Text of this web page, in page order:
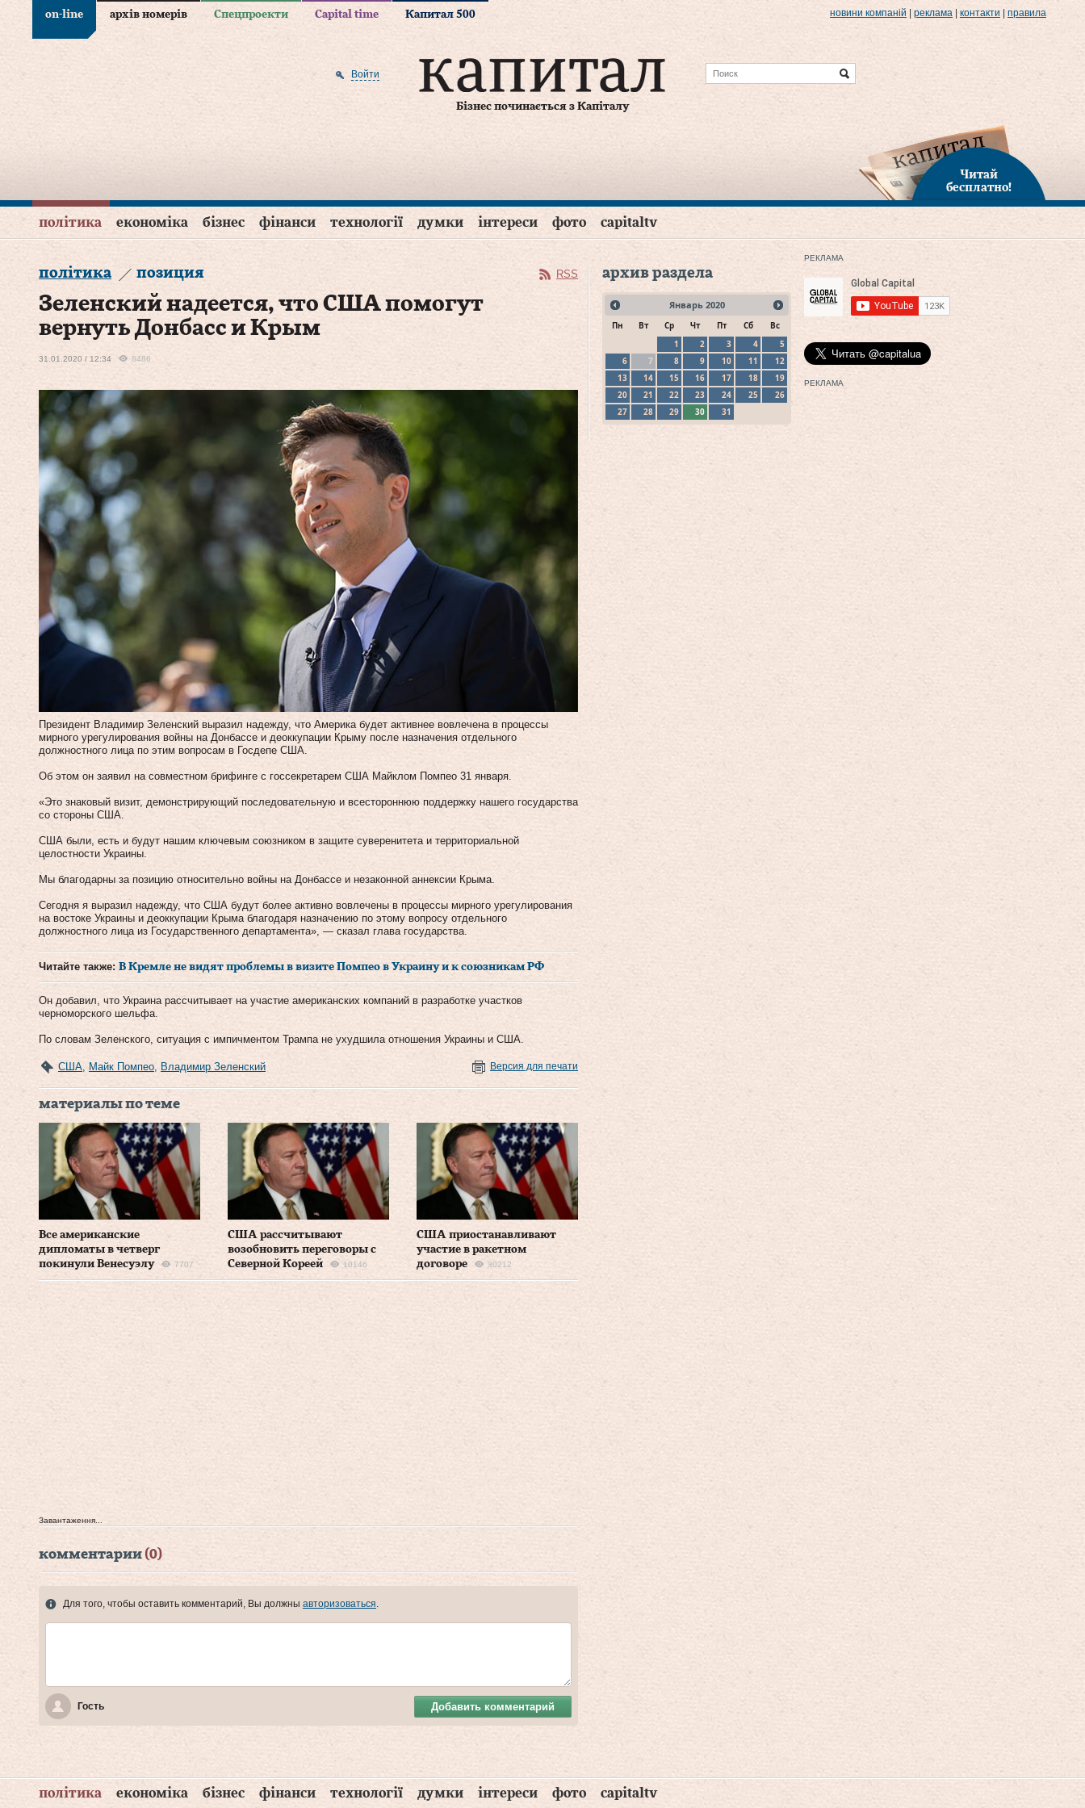
on-line архів номерів Спецпроекти Capital time Капитал 500 новини компаній реклама контакти правила
Бізнес починається з Капіталу
Войти
Читай
бесплатно!
політика економіка бізнес фінанси технології думки інтереси фото capitaltv
політика позиция RSS
Зеленский надеется, что США помогут
вернуть Донбасс и Крым
31.01.2020 / 12:34 8486
Президент Владимир Зеленский выразил надежду, что Америка будет активнее вовлечена в процессы
мирного урегулирования войны на Донбассе и деоккупации Крыму после назначения отдельного
должностного лица по этим вопросам в Госдепе США.
Об этом он заявил на совместном брифинге с госсекретарем США Майклом Помпео 31 января.
«Это знаковый визит, демонстрирующий последовательную и всестороннюю поддержку нашего государства
со стороны США.
США были, есть и будут нашим ключевым союзником в защите суверенитета и территориальной
целостности Украины.
Мы благодарны за позицию относительно войны на Донбассе и незаконной аннексии Крыма.
Сегодня я выразил надежду, что США будут более активно вовлечены в процессы мирного урегулирования
на востоке Украины и деоккупации Крыма благодаря назначению по этому вопросу отдельного
должностного лица из Государственного департамента», — сказал глава государства.
Читайте также: В Кремле не видят проблемы в визите Помпео в Украину и к союзникам РФ
Он добавил, что Украина рассчитывает на участие американских компаний в разработке участков
черноморского шельфа.
По словам Зеленского, ситуация с импичментом Трампа не ухудшила отношения Украины и США.
США Майк Помпео Владимир Зеленский Версия для печати
материалы по теме
Все американские
дипломаты в четверг
покинули Венесуэлу
7707
США рассчитывают
возобновить переговоры с
Северной Кореей
10146
США приостанавливают
участие в ракетном
договоре
30212
Завантаження...
комментарии (0)
Для того, чтобы оставить комментарий, Вы должны авторизоваться
Гость Добавить комментарий
архив раздела
Январь 2020
Пн Вт Ср Чт Пт Сб
Вс
1
2 3 4
5
6
7 8 9 10 11
12
13
14 15 16 17 18
19
20
21 22 23 24 25
26
27
28 29 30 31
РЕКЛАМА
РЕКЛАМА
політика економіка бізнес фінанси технології думки інтереси фото capitaltv